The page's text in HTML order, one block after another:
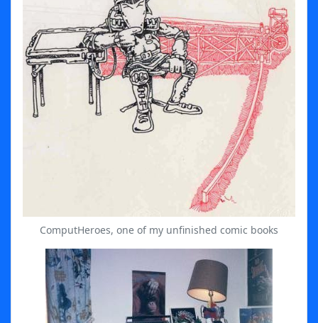
ComputHeroes, one of my unfinished comic books